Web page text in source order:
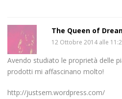
The Queen of
12 Ottobre 2014 alle
Avendo studiato le proprietà delle
prodotti mi affascinano molto!
http://justsem.wordpress.com/